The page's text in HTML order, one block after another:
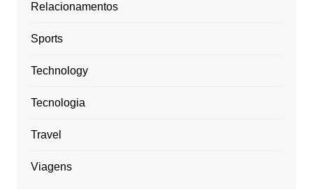
Relacionamentos
Sports
Technology
Tecnologia
Travel
Viagens